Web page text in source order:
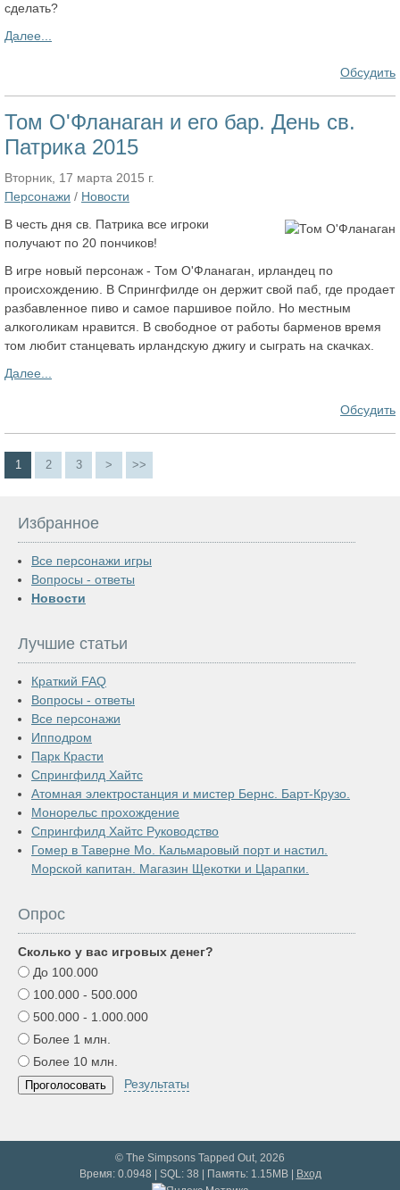
сделать?
Далее...
Обсудить
Том О'Фланаган и его бар. День св.
Патрика 2015
Вторник, 17 марта 2015 г.
Персонажи / Новости
В честь дня св. Патрика все игроки
получают по 20 пончиков!
В игре новый персонаж - Том О'Фланаган, ирландец по
происхождению. В Спрингфилде он держит свой паб, где продает
разбавленное пиво и самое паршивое пойло. Но местным
алкоголикам нравится. В свободное от работы барменов время
том любит станцевать ирландскую джигу и сыграть на скачках.
Далее...
Обсудить
1 2 3 > >>
Избранное
Все персонажи игры
Вопросы - ответы
Новости
Лучшие статьи
Краткий FAQ
Вопросы - ответы
Все персонажи
Ипподром
Парк Красти
Спрингфилд Хайтс
Атомная электростанция и мистер Бернс. Барт-Крузо.
Монорельс прохождение
Спрингфилд Хайтс Руководство
Гомер в Таверне Мо. Кальмаровый порт и настил.
Морской капитан. Магазин Щекотки и Царапки.
Опрос
Сколько у вас игровых денег?
До 100.000
100.000 - 500.000
500.000 - 1.000.000
Более 1 млн.
Более 10 млн.
Результаты
© The Simpsons Tapped Out, 2026
Время: 0.0948 | SQL: 38 | Память: 1.15MB| Вход